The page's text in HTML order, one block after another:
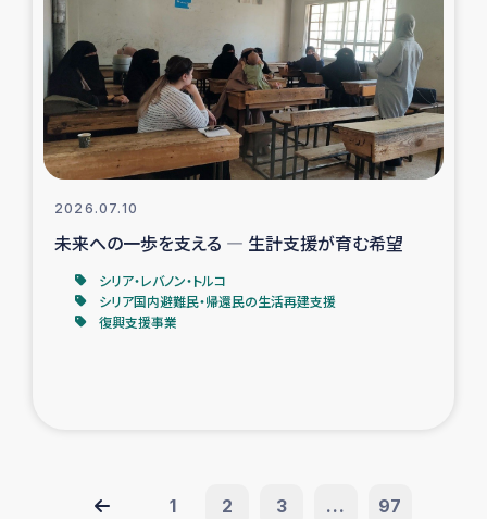
2026.07.10
未来への一歩を支える ― 生計支援が育む希望
シリア・レバノン・トルコ
シリア国内避難民・帰還民の生活再建支援
復興支援事業
1 2 3 ... 97